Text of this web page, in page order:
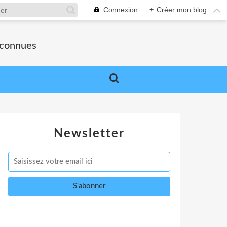
Connexion + Créer mon blog
Newsletter